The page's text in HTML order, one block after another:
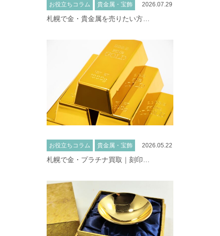
お役立ちコラム 貴金属・宝飾 2026.07.29
札幌で金・貴金属を売りたい方…
お役立ちコラム 貴金属・宝飾 2026.05.22
札幌で金・プラチナ買取｜刻印…